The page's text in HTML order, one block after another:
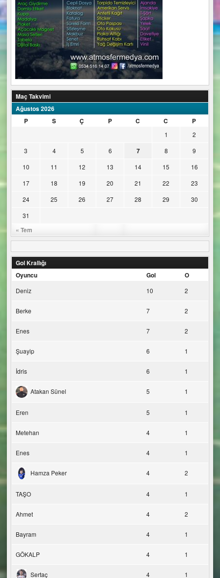
Maç Takvimi
Ağustos 2026
P
S Ç P C C P
« Tem
1
2
3
4 5 6 7 8
9
10
11 12 13 14 15
16
17
18 19 20 21 22
23
24
25 26 27 28 29
30
31
Gol Krallığı
Oyuncu
Gol O
Deniz 10 2
Berke 7 2
Enes 7 2
Şuayip 6 1
İdris 6 1
Atakan Sünel 5 1
Eren 5 1
Metehan 4 1
Enes 4 1
Hamza Peker 4 2
TAŞO 4 1
Ahmet 4 2
Bayram 4 1
GÖKALP 4 1
Sertaç 4 1